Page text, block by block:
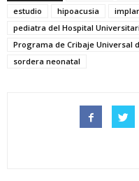
estudio
hipoacusia
pediatra del Hospital
Programa de Cribaje Universal
sordera neonatal